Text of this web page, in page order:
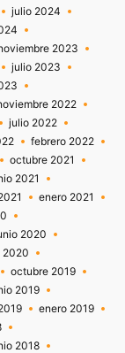
julio 2024
2023
julio 2023
2022
julio 2022
febrero 2022
octubre 2021
2021
enero 2021
2020
2020
octubre 2019
2019
enero 2019
2018